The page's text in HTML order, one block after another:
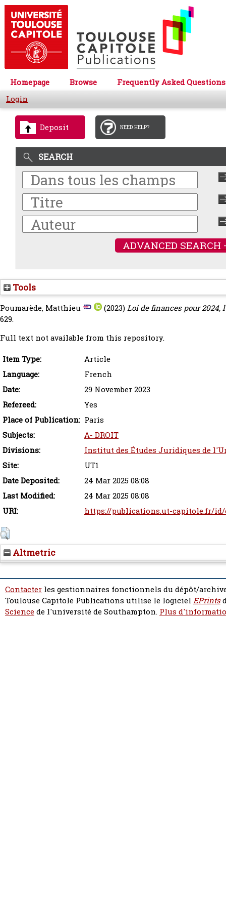
Homepage Browse
Frequently Asked Questions
Login
Deposit NEED HELP?
SEARCH
ADVANCED SEARCH
Tools
Poumarède, Matthieu (2023)Loi de finances pour 2024,
629.
Full text not available from this repository.
Item Type:
Article
Language:
French
Date:
29 November 2023
Refereed:
Yes
Place of Publication: Paris
Subjects:
A- DROIT
Divisions:
Institut des Études Juridiques de
Site:
UT1
Date Deposited:
24 Mar 2025 08:08
Last Modified:
24 Mar 2025 08:08
URI:
https://publications.ut-capitole.fr/id/
Altmetric
Contacter les gestionnaires fonctionnels du dépôt/
Toulouse Capitole Publications utilise le logiciel EPrints
Sciencede l'université de Southampton. Plus